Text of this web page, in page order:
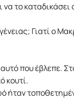
να το
Γιατί ο
που έβλεπε.
κουτί.